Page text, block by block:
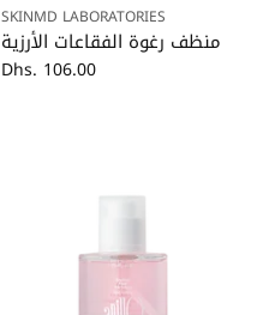
SKINMD LABORATORIES
منظف ​​رغوة الفقاعات الأرزية
Dhs. 106.00